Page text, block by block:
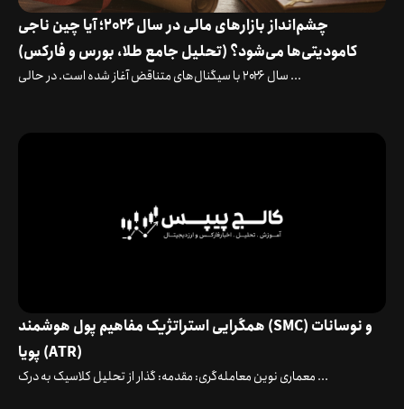
چشم‌انداز بازارهای مالی در سال ۲۰۲۶؛ آیا چین ناجی
کامودیتی‌ها می‌شود؟ (تحلیل جامع طلا، بورس و فارکس)
سال ۲۰۲۶ با سیگنال‌های متناقض آغاز شده است. در حالی ...
همگرایی استراتژیک مفاهیم پول هوشمند (SMC) و نوسانات
پویا (ATR)
معماری نوین معامله‌گری: مقدمه: گذار از تحلیل کلاسیک به درک ...